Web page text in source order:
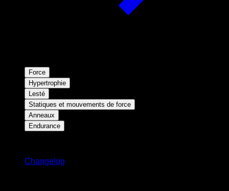
Force
Hypertrophie
Lesté
Statiques et mouvements de force
Anneaux
Endurance
Changelog